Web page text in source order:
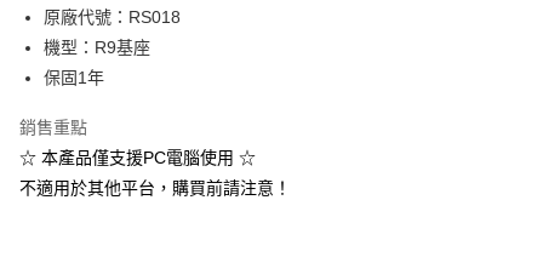
街口支付
悠遊付
ATM付款
原廠代號：RS018
機型：R9基座
保固1年
銷售重點
☆ 本產品僅支援PC電腦使用 ☆
不適用於其他平台，購買前請注意！